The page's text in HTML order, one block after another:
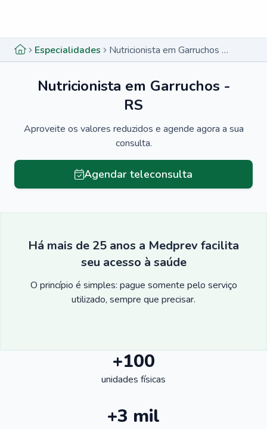
Especialidades Nutricionista em Garruchos - RS
Nutricionista em Garruchos -
RS
Aproveite os valores reduzidos e agende agora a sua
consulta.
Agendar teleconsulta
Há mais de 25 anos a Medprev facilita
seu acesso à saúde
O princípio é simples: pague somente pelo serviço
utilizado, sempre que precisar.
+100
unidades físicas
+3 mil